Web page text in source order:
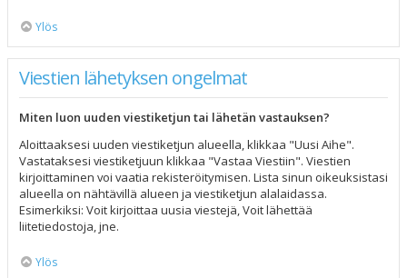
Ylös
Viestien lähetyksen ongelmat
Miten luon uuden viestiketjun tai lähetän vastauksen?
Aloittaaksesi uuden viestiketjun alueella, klikkaa "Uusi Aihe".
Vastataksesi viestiketjuun klikkaa "Vastaa Viestiin". Viestien
kirjoittaminen voi vaatia rekisteröitymisen. Lista sinun oikeuksistasi
alueella on nähtävillä alueen ja viestiketjun alalaidassa.
Esimerkiksi: Voit kirjoittaa uusia viestejä, Voit lähettää
liitetiedostoja, jne.
Ylös